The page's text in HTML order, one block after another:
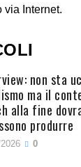
via Internet.
non sta
ma il
alla fine
produrre
0